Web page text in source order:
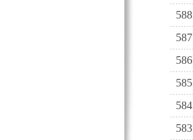
588
587
586
585
584
583